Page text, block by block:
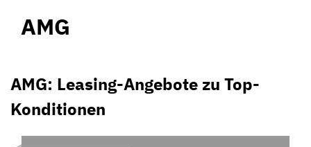
AMG
AMG: Leasing-Angebote zu Top-
Konditionen